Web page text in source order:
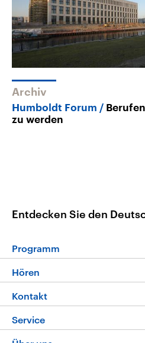
Archiv
Humboldt Forum
zu werden
Entdecken Sie den
Programm
Programm
Die Nachrichten
Nachrichtenleicht
Hören
Livestream
Podcasts
Kontakt
Hörerservice
Service
FAQ